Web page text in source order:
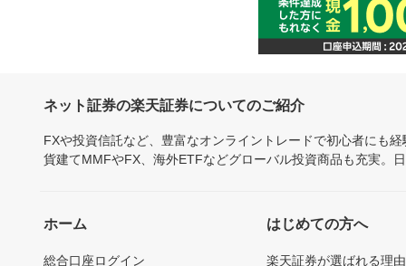
ネット証券の楽天証券についてのご紹介
FXや投資信託など、豊富なオンライントレードで初心者にも
貨建てMMFやFX、海外ETFなどグローバル投資商品も充実。
ホーム
総合口座ログイン
はじめての方へ
楽天証券が選ばれる理由